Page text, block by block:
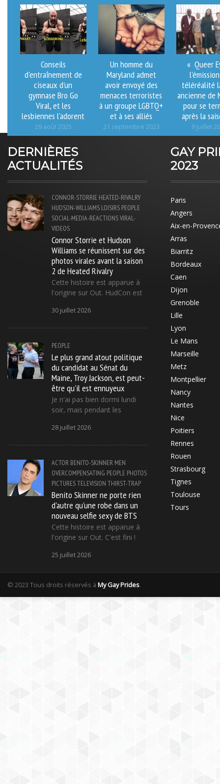
Conseils
d'entraînement de
ciseaux d'un
gymnase Bro Go
Viral, et les
lesbiennes l'adorent
29 août 2025
Un homme du
Maryland admet
avoir envoyé des
menaces terroristes
à un groupe LGBTQ+
et à ses alliés
21 septembre 2023
« Queer
téléréalité
ancienne de
pour se
après la
9 juillet
DERNIÈRES
ACTUALITÉS
CONNOR-STORRIE HEATED-RIVALRY
HUDSON-WILLIAMS LOISIRS PEOPLE
SOCIAL-MEDIA-REACTIONSVIRAL-
VIDEOS
Connor Storrie et Hudson
Williams se réunissent sur des
photos virales avant la saison
2 de Heated Rivalry
Cette histoire est apparue à
l'origine sur Out. HudCon est
30 juillet 2026
PEOPLE
Le plus grand atout politique
du candidat au Sénat du
Maine, Troy Jackson, est peut-
être qu'il est ennuyeux
Je n'ai pas bien dormi lundi
soir, mais pendant les
28 juillet 2026
ACTOR BENITO-SKINNER MEN
OVERCOMPENSATING PEOPLE PHOTOS
PICTURESTELEVISION THIRST-TRAP
Benito Skinner ne porte rien
d'autre qu'une robe dans un
nouveau selfie sexy de BTS
Cette histoire est apparue à
l'origine sur Out. C'est fini !
25 juillet 2026
GAY
2023
Paris
Angers
Aix-en-
Arras
Biarritz
Bordeaux
Caen
Dijon
Grenoble
Lille
Lyon
Le Mans
Marseille
Metz
Montpellier
Nancy
Nantes
Nice
Poitiers
Rennes
Rouen
Strasbourg
Tignes
Toulouse
Tours
© 2023 Tous droits réservés à My Gay Prides.